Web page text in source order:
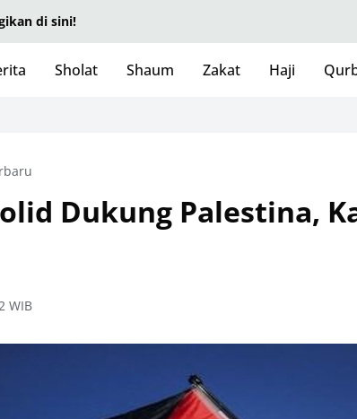
di sini!
Sholat Shaum Zakat Haji
Dukung Palestina,
WIB